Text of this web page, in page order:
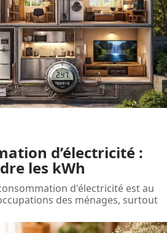
d’électricité :
les kWh
d'électricité est au
des ménages, surtout